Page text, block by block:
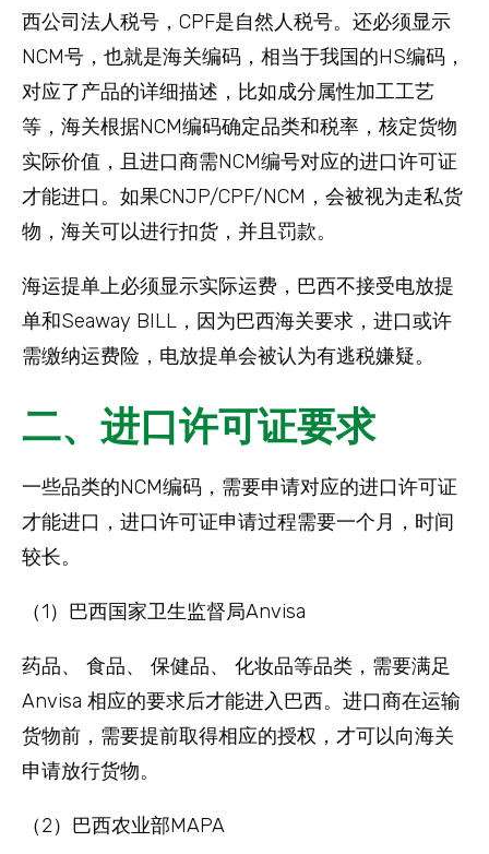
西公司法人税号，CPF是自然人税号。还必须显示
NCM号，也就是海关编码，相当于我国的HS编码，
对应了产品的详细描述，比如成分属性加工工艺
等，海关根据NCM编码确定品类和税率，核定货物
实际价值，且进口商需NCM编号对应的进口许可证
才能进口。如果CNJP/CPF/NCM，会被视为走私货
物，海关可以进行扣货，并且罚款。
海运提单上必须显示实际运费，巴西不接受电放提
单和Seaway BILL，因为巴西海关要求，进口或许
需缴纳运费险，电放提单会被认为有逃税嫌疑。
二、进口许可证要求
一些品类的NCM编码，需要申请对应的进口许可证
才能进口，进口许可证申请过程需要一个月，时间
较长。
（1）巴西国家卫生监督局Anvisa
药品、 食品、 保健品、 化妆品等品类，需要满足
Anvisa 相应的要求后才能进入巴西。进口商在运输
货物前，需要提前取得相应的授权，才可以向海关
申请放行货物。
（2）巴西农业部MAPA